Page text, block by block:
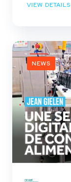
VIEW DETAILS
NEWS